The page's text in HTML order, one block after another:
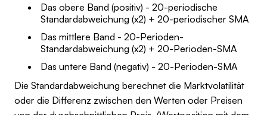
Das obere Band (positiv) - 20-periodische
Standardabweichung (x2) + 20-periodischer SMA
Das mittlere Band - 20-Perioden-
Standardabweichung (x2) + 20-Perioden-SMA
Das untere Band (negativ) - 20-Perioden-SMA
Die Standardabweichung berechnet die Marktvolatilität
oder die Differenz zwischen den Werten oder Preisen